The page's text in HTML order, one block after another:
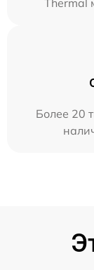
Thermal
Более 20